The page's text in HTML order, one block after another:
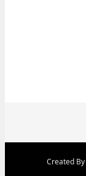
Created By